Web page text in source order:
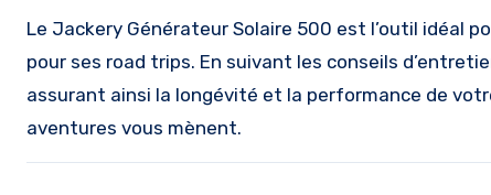
Le Jackery Générateur Solaire 500 est l’outil idéal
pour ses road trips. En suivant les conseils
assurant ainsi la longévité et la performance de
aventures vous mènent.